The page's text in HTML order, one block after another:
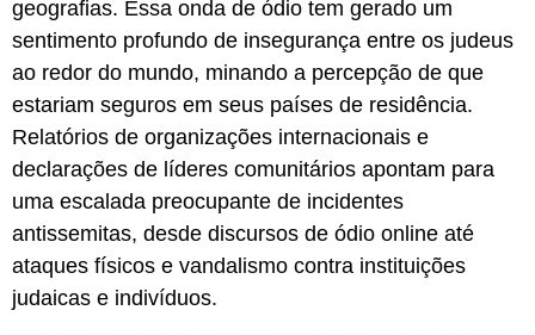
geografias. Essa onda de ódio tem gerado um
sentimento profundo de insegurança entre os judeus
ao redor do mundo, minando a percepção de que
estariam seguros em seus países de residência.
Relatórios de organizações internacionais e
declarações de líderes comunitários apontam para
uma escalada preocupante de incidentes
antissemitas, desde discursos de ódio online até
ataques físicos e vandalismo contra instituições
judaicas e indivíduos.